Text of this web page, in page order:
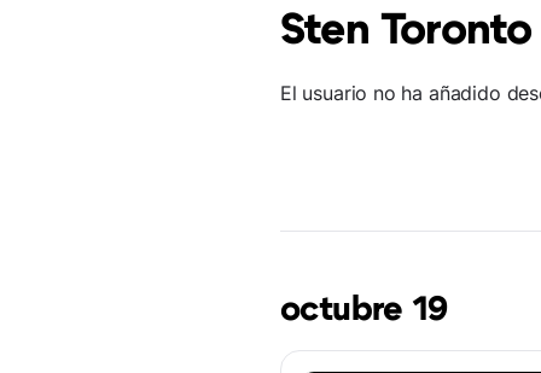
Sten Toronto
El usuario no ha añadido
octubre 19